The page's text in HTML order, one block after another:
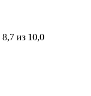
8,7 из 10,0